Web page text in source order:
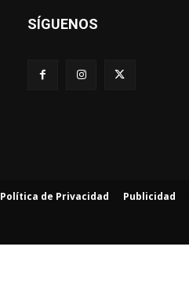
SÍGUENOS
Política de Privacidad Publicidad